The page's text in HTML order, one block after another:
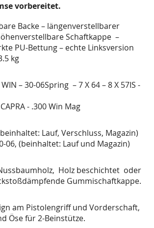
vorbereitet.
Backe – längenverstellbarer
Schaftkappe –
PU-Bettung – echte Linksversion
kg
– 30-06Spring – 7 X 64 – 8 X 57IS -
- .300 Win Mag
Lauf, Verschluss, Magazin)
06, (beinhaltet: Lauf und Magazin)
Holz beschichtet oder
Gummischaftkappe.
am Pistolengriff und Vorderschaft,
Öse für 2-Beinstütze.